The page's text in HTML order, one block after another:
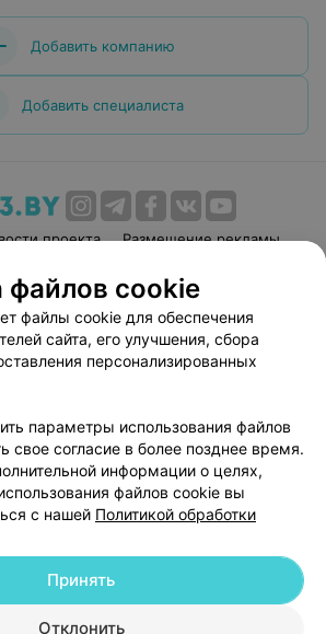
Добавить компанию
Добавить специалиста
проекта
Размещение рекламы
соглашение
Способы оплаты
Вакансии
Партнеры
руководителю 103.by
настройки cookie
персональных данных
УНП 191700409| 220012, Республика Беларусь,
Толбухина, 2, пом. 16 | help@103.by
файлов cookie
файлы cookie для обеспечения
сайта, его улучшения, сбора
персонализированных
параметры использования файлов
свое согласие в более позднее время.
информации о целях,
файлов cookie вы
с нашей Политикой обработки
Отклонить
Принять